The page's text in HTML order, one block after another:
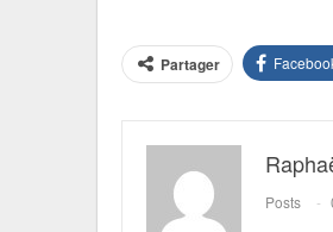
Partager
Posts